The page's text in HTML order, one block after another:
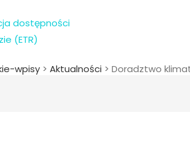
dostępności
(ETR)
wpisy > Aktualności > Doradztwo